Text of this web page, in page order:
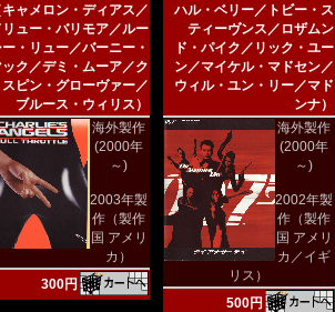
ャメロン・ディアス／
ュー・バリモア／ルー
・リュー／バーニー・
ク／デミ・ムーア／ク
ピン・グローヴァー／
ブルース・ウィリス）
海外製作
(2000年
～)
2003年製
作（製作
国 アメリ
カ）
300円
ハル・ベリー／トビー・ス
ティーヴンス／ロザムン
ド・パイク／リック・ユー
ン／マイケル・マドセン／
ウィル・ユン・リー／マド
ンナ）
海外製作
(2000年
～)
2002年製
作（製作
国 アメリ
カ／イギ
リス）
500円